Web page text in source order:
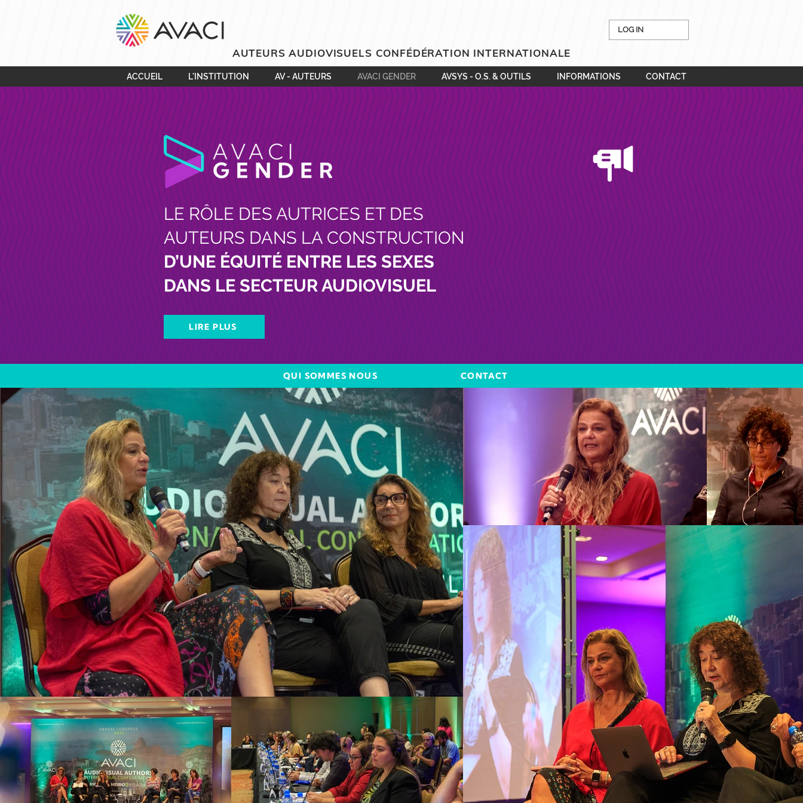
LOG IN
AUTEURS AUDIOVISUELS CONFÉDÉRATION INTERNATIONALE
ACCUEIL L’INSTITUTION AV - AUTEURS AVACI GENDER AVSYS - O.S. & OUTILS INFORMATIONS CONTACT
LE RÔLE DES AUTRICES ET DES
AUTEURS DANS LA CONSTRUCTION
D’UNE ÉQUITÉ ENTRE LES SEXES
DANS LE SECTEUR AUDIOVISUEL
LIRE PLUS
QUI SOMMES NOUS CONTACT